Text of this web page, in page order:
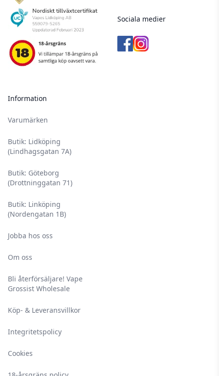
Information
Varumärken
Butik: Lidköping
(Lindhagsgatan 7A)
Butik: Göteborg
(Drottninggatan 71)
Butik: Linköping
(Nordengatan 1B)
Jobba hos oss
Om oss
Bli återförsäljare! Vape
Grossist Wholesale
Köp- & Leveransvillkor
Integritetspolicy
Cookies
Sociala medier